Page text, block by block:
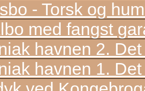
- Torsk og
med fangst
havnen 2.
havnen 1.